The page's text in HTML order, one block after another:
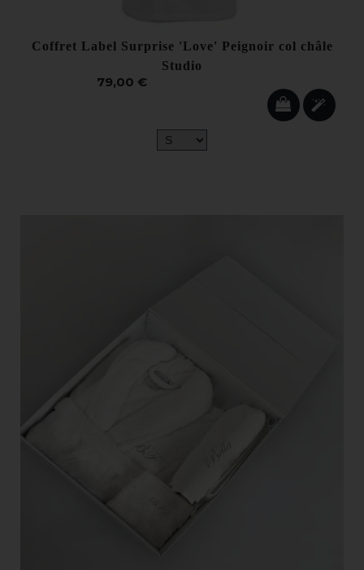
Coffret Label Surprise 'Love' Peignoir col châle
Studio
79,00 €